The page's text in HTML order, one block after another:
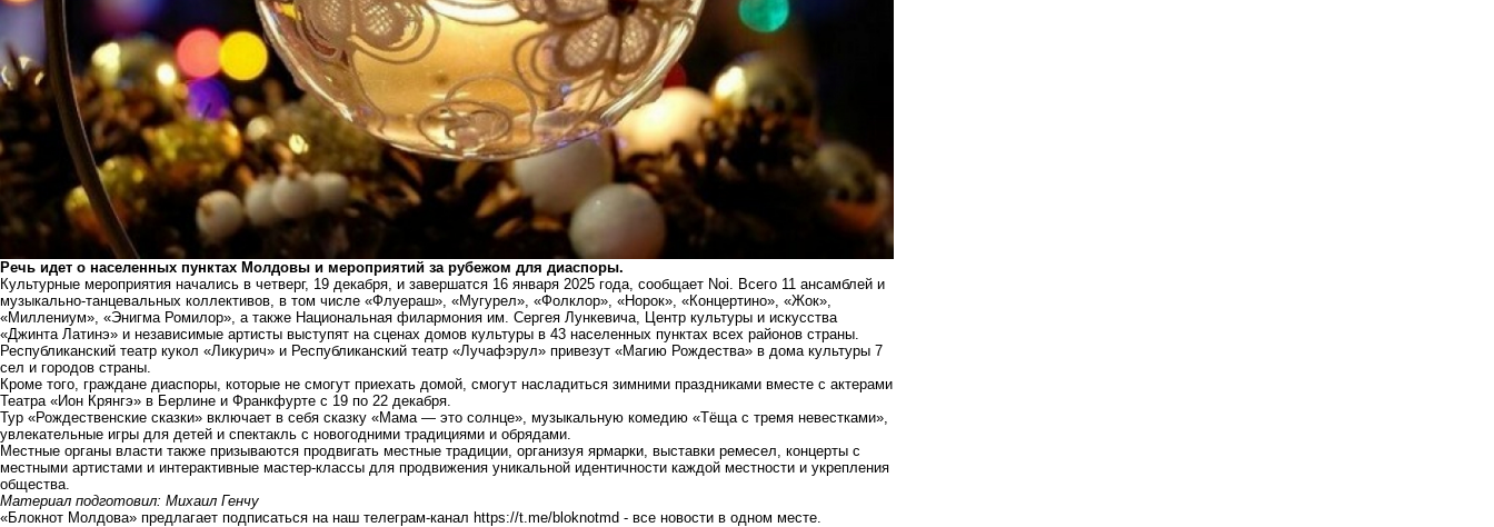
Речь идет о населенных пунктах Молдовы и мероприятий за рубежом для диаспоры.
Культурные мероприятия начались в четверг, 19 декабря, и завершатся 16 января 2025 года, сообщает Noi. Всего 11 ансамблей и
музыкально-танцевальных коллективов, в том числе «Флуераш», «Мугурел», «Фолклор», «Норок», «Концертино», «Жок»,
«Миллениум», «Энигма Ромилор», а также Национальная филармония им. Сергея Лункевича, Центр культуры и искусства
«Джинта Латинэ» и независимые артисты выступят на сценах домов культуры в 43 населенных пунктах всех районов страны.
Республиканский театр кукол «Ликурич» и Республиканский театр «Лучафэрул» привезут «Магию Рождества» в дома культуры 7
сел и городов страны.
Кроме того, граждане диаспоры, которые не смогут приехать домой, смогут насладиться зимними праздниками вместе с актерами
Театра «Ион Крянгэ» в Берлине и Франкфурте с 19 по 22 декабря.
Тур «Рождественские сказки» включает в себя сказку «Мама — это солнце», музыкальную комедию «Тёща с тремя невестками»,
увлекательные игры для детей и спектакль с новогодними традициями и обрядами.
Местные органы власти также призываются продвигать местные традиции, организуя ярмарки, выставки ремесел, концерты с
местными артистами и интерактивные мастер-классы для продвижения уникальной идентичности каждой местности и укрепления
общества.
Материал подготовил: Михаил Генчу
«Блокнот Молдова» предлагает подписаться на наш телеграм-канал https://t.me/bloknotmd - все новости в одном месте.